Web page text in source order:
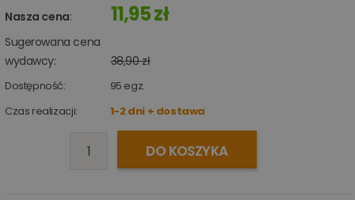
Nasza cena: 11,95 zł
Sugerowana cena
wydawcy:
38,90 zł
Dostępność: 95 egz.
Czas realizacji:
1-2 dni + dostawa
DO KOSZYKA